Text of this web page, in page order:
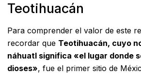
Teotihuacán
Para comprender el valor de este
recordar que Teotihuacán, cuyo
náhuatl significa «el lugar donde
dioses», fue el primer sitio de